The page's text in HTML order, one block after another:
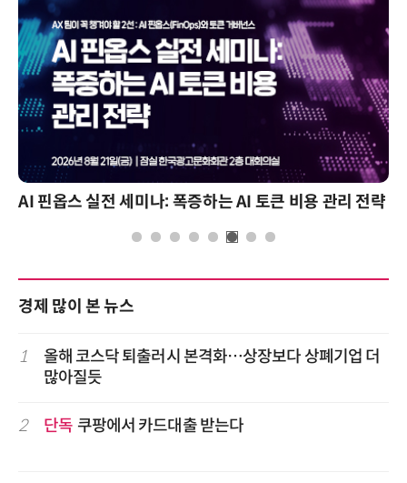
AI 핀옵스 실전 세미나: 폭증하는 AI 토큰 비용 관리 전략
경제 많이 본 뉴스
1
올해 코스닥 퇴출러시 본격화…상장보다 상폐기업 더
많아질듯
2 단독 쿠팡에서 카드대출 받는다